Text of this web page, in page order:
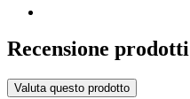
Recensione prodotti
Valuta questo prodotto